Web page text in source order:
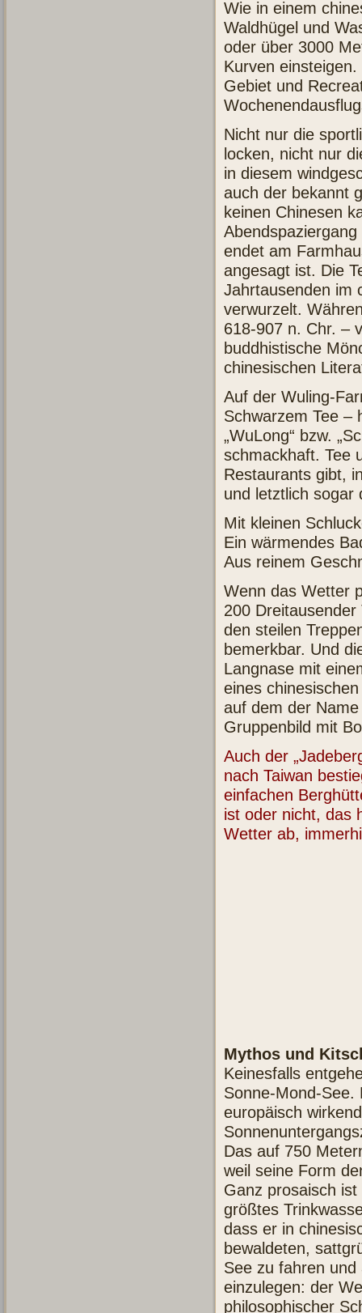
Wie in einem
Waldhügel und
oder über 3000
Kurven
Gebiet und
Nicht nur die
locken, nicht nur
in diesem
auch der bekannt
keinen Chinesen
endet am
angesagt ist. Die
Jahrtausenden im
verwurzelt.
618-907 n. Chr. –
buddhistische
chinesischen
Auf der Wuling-
Schwarzem Tee –
„WuLong“ bzw.
schmackhaft. Tee
Restaurants gibt,
und letztlich sogar
Mit kleinen
Ein wärmendes
Aus reinem
Wenn das Wetter
200 Dreitausender
den steilen
bemerkbar. Und
Langnase mit
eines
auf dem der
Gruppenbild mit
Auch der
nach Taiwan
einfachen
ist oder nicht, das
Wetter ab,
Mythos und
Keinesfalls
Sonne-Mond-
europäisch
Das auf 750
weil seine Form
Ganz prosaisch
größtes
dass er in
bewaldeten,
See zu fahren
einzulegen: der
philosophischer